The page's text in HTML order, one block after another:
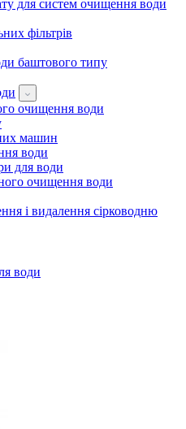
для систем очищення води
фільтрів
баштового типу
очищення води
машин
води
для води
очищення води
і видалення сірководню
води